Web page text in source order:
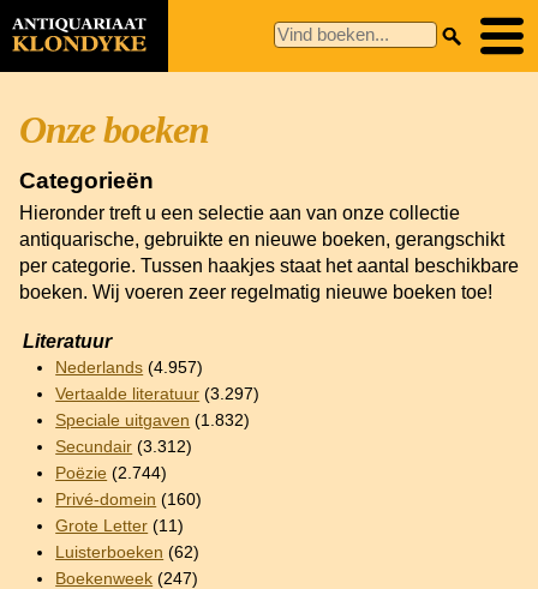
Onze boeken
Categorieën
Hieronder treft u een selectie aan van onze collectie
antiquarische, gebruikte en nieuwe boeken, gerangschikt
per categorie. Tussen haakjes staat het aantal beschikbare
boeken. Wij voeren zeer regelmatig nieuwe boeken toe!
Literatuur
Nederlands (4.957)
Vertaalde literatuur (3.297)
Speciale uitgaven (1.832)
Secundair (3.312)
Poëzie (2.744)
Privé-domein (160)
Grote Letter (11)
Luisterboeken (62)
Boekenweek (247)